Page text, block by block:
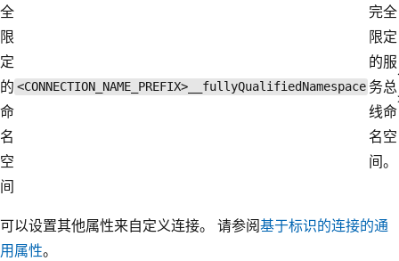
全
限
定
的
命
名
空
间
<CONNECTION_NAME_PREFIX>__fullyQualifiedNamespace
完全
限定
的服
务总
线命
名空
间。
可以设置其他属性来自定义连接。 请参阅基于标识的连接的通
用属性。